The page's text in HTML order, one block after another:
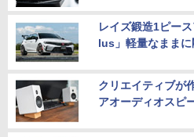
レイズ鍛造1ピー
lus」軽量なまま
クリエイティブが
アオーディオスピ